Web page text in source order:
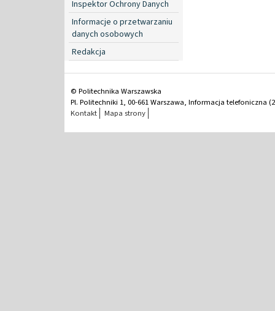
Inspektor Ochrony Danych
Informacje o przetwarzaniu
danych osobowych
Redakcja
© Politechnika Warszawska
Pl. Politechniki 1, 00-661 Warszawa, Informacja telefoniczna
Kontakt
Mapa strony